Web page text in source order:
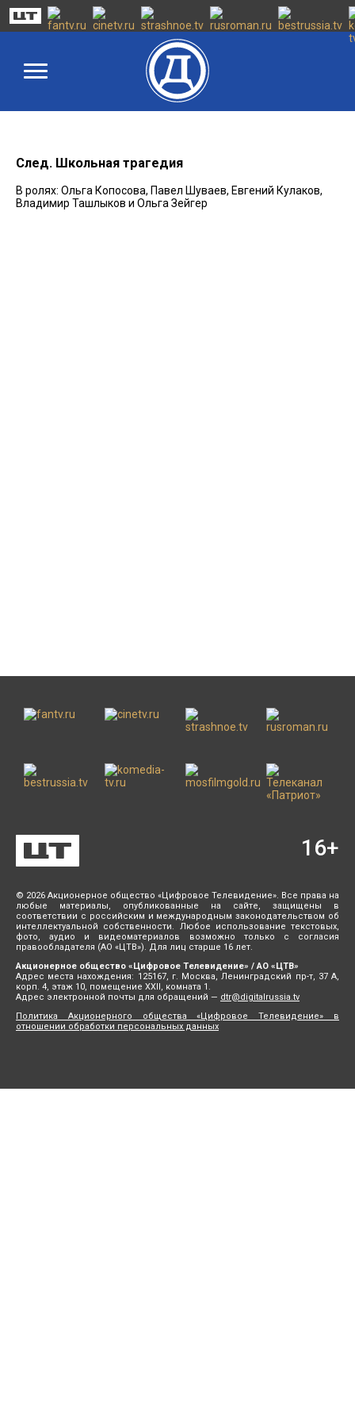
След. Школьная трагедия
В ролях: Ольга Копосова, Павел Шуваев, Евгений Кулаков,
Владимир Ташлыков и Ольга Зейгер
© 2026 Акционерное общество «Цифровое Телевидение». Все права на
любые материалы, опубликованные на сайте, защищены в
соответствии с российским и международным законодательством об
интеллектуальной собственности. Любое использование текстовых,
фото, аудио и видеоматериалов возможно только с согласия
правообладателя (АО «ЦТВ»). Для лиц старше 16 лет.
Акционерное общество «Цифровое Телевидение» / АО «ЦТВ»
Адрес места нахождения: 125167, г. Москва, Ленинградский пр-т, 37 А,
корп. 4, этаж 10, помещение XXII, комната 1.
Адрес электронной почты для обращений — dtr@digitalrussia.tv
Политика Акционерного общества «Цифровое Телевидение» в
отношении обработки персональных данных
16+